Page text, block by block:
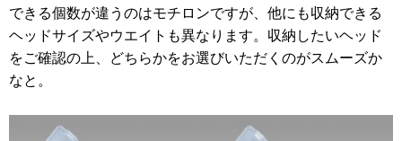
できる個数が違うのはモチロンですが、他にも収納できる
ヘッドサイズやウエイトも異なります。収納したいヘッド
をご確認の上、どちらかをお選びいただくのがスムーズか
なと。